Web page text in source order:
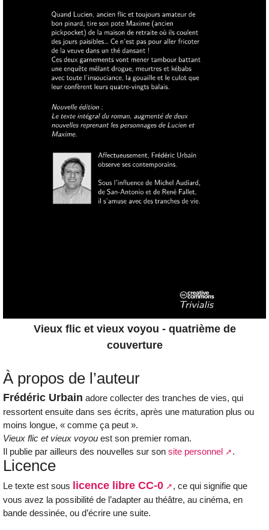
Vieux flic et vieux voyou - quatrième de
couverture
À propos de l’auteur
Frédéric Urbain adore collecter des tranches de vies, qui
ressortent ensuite dans ses écrits, après une maturation plus ou
moins longue, « comme ça peut ».
Vieux flic et vieux voyouest son premier roman.
Il publie par ailleurs des nouvelles sur son site personnel .
Licence
Le texte est sous licence libre CC-0
, ce qui signifie que
vous avez la possibilité de l’adapter au théâtre, au cinéma, en
bande dessinée, ou d’écrire une suite.